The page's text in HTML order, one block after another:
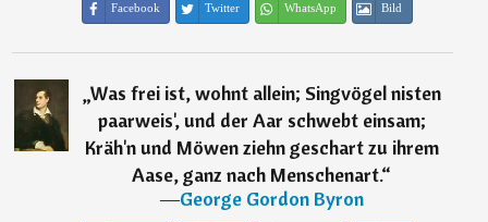
Facebook Twitter WhatsApp Bild
„Was frei ist, wohnt allein; Singvögel nisten
paarweis', und der Aar schwebt einsam;
Kräh'n und Möwen ziehn geschart zu ihrem
Aase, ganz nach Menschenart.“
―George Gordon Byron